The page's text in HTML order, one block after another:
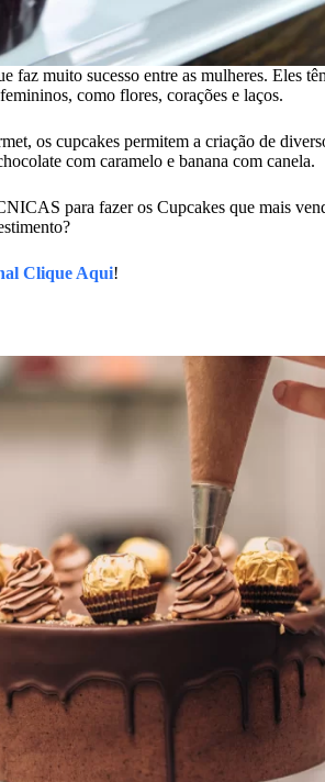
faz muito sucesso entre as mulheres. Eles
como flores, corações e laços.
os cupcakes permitem a criação de
com caramelo e banana com canela.
para fazer os Cupcakes que mais
Clique Aqui!